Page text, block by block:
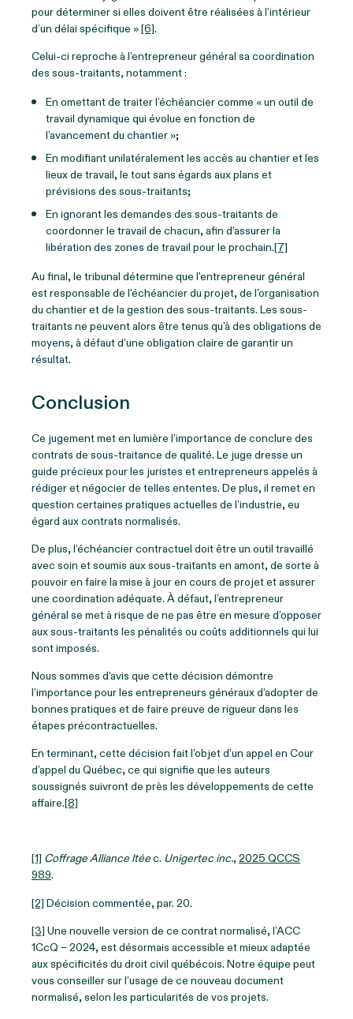
pour déterminer si elles doivent être réalisées à l’intérieur
d’un délai spécifique »[6].
Celui-ci reproche à l’entrepreneur général sa coordination
des sous-traitants, notamment :
En omettant de traiter l’échéancier comme « un outil de
travail dynamique qui évolue en fonction de
l’avancement du chantier »;
En modifiant unilatéralement les accès au chantier et les
lieux de travail, le tout sans égards aux plans et
prévisions des sous-traitants;
En ignorant les demandes des sous-traitants de
coordonner le travail de chacun, afin d’assurer la
libération des zones de travail pour le prochain.[7]
Au final, le tribunal détermine que l'entrepreneur général
est responsable de l'échéancier du projet, de l'organisation
du chantier et de la gestion des sous-traitants. Les sous-
traitants ne peuvent alors être tenus qu'à des obligations de
moyens, à défaut d’une obligation claire de garantir un
résultat.
Conclusion
Ce jugement met en lumière l’importance de conclure des
contrats de sous-traitance de qualité. Le juge dresse un
guide précieux pour les juristes et entrepreneurs appelés à
rédiger et négocier de telles ententes. De plus, il remet en
question certaines pratiques actuelles de l’industrie, eu
égard aux contrats normalisés.
De plus, l’échéancier contractuel doit être un outil travaillé
avec soin et soumis aux sous-traitants en amont, de sorte à
pouvoir en faire la mise à jour en cours de projet et assurer
une coordination adéquate. À défaut, l’entrepreneur
général se met à risque de ne pas être en mesure d’opposer
aux sous-traitants les pénalités ou coûts additionnels qui lui
sont imposés.
Nous sommes d’avis que cette décision démontre
l’importance pour les entrepreneurs généraux d’adopter de
bonnes pratiques et de faire preuve de rigueur dans les
étapes précontractuelles.
En terminant, cette décision fait l’objet d’un appel en Cour
d’appel du Québec, ce qui signifie que les auteurs
soussignés suivront de près les développements de cette
affaire.[8]
[1] Coffrage Alliance ltéec. Unigertec inc., 2025 QCCS
989.
[2] Décision commentée, par. 20.
[3] Une nouvelle version de ce contrat normalisé, l’ACC
1CcQ – 2024, est désormais accessible et mieux adaptée
aux spécificités du droit civil québécois. Notre équipe peut
vous conseiller sur l’usage de ce nouveau document
normalisé, selon les particularités de vos projets.